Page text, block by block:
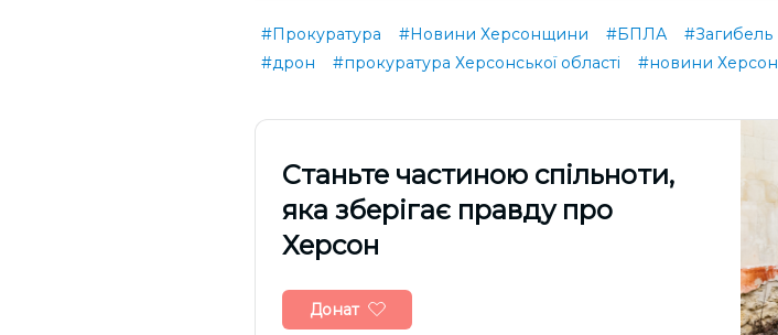
#Прокуратура #Новини Херсонщини #БПЛА #Загибель
#дрон
#прокуратура Херсонської області #новини Херсон
Cтаньте частиною спільноти,
яка зберігає правду про
Херсон
Донат